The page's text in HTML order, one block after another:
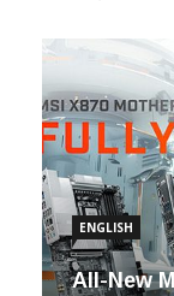
ENGLISH
All-New